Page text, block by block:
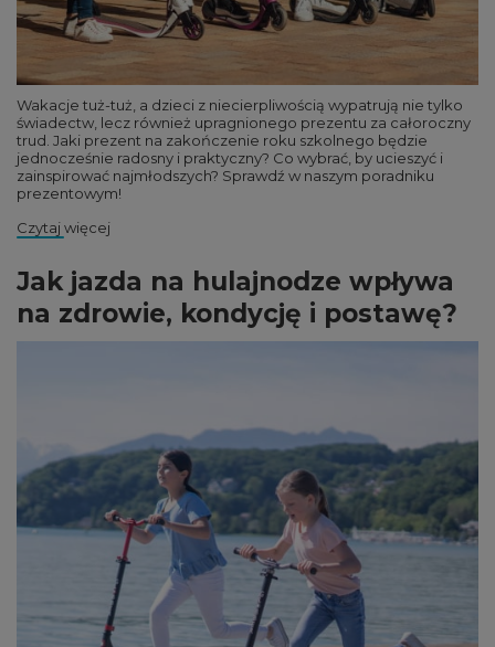
Wakacje tuż-tuż, a dzieci z niecierpliwością wypatrują nie tylko
świadectw, lecz również upragnionego prezentu za całoroczny
trud. Jaki prezent na zakończenie roku szkolnego będzie
jednocześnie radosny i praktyczny? Co wybrać, by ucieszyć i
zainspirować najmłodszych? Sprawdź w naszym poradniku
prezentowym!
Czytaj więcej
Jak jazda na hulajnodze wpływa
na zdrowie, kondycję i postawę?